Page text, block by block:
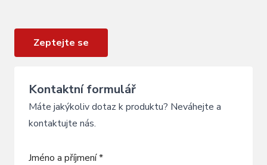
Zeptejte se
Kontaktní formulář
Máte jakýkoliv dotaz k produktu? Neváhejte a
kontaktujte nás.
Jméno a příjmení *